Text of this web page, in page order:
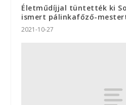
Életműdíjjal tüntették ki
ismert pálinkafőző-
2021-10-27